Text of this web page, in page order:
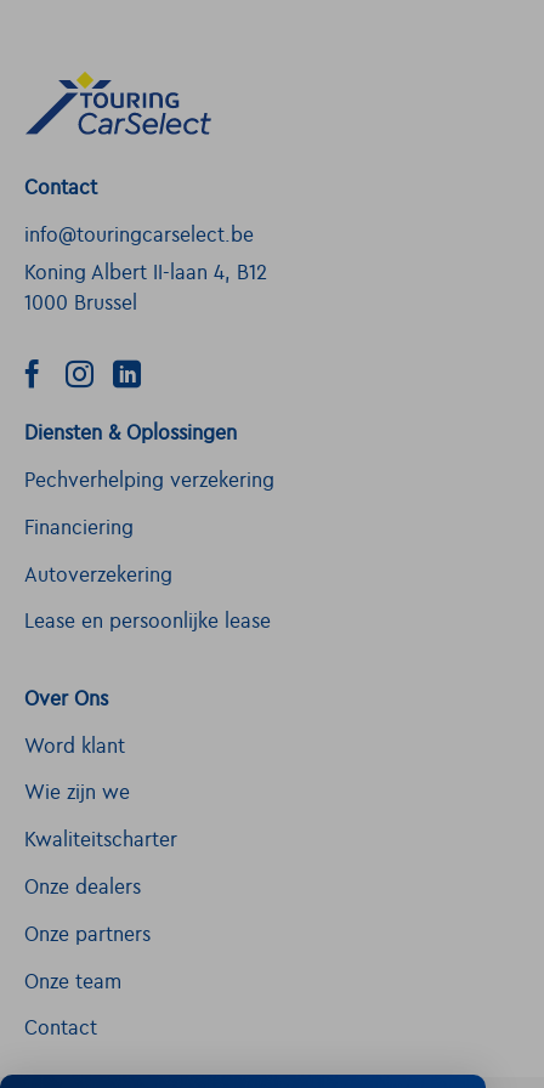
Contact
info@touringcarselect.be
Koning Albert II-laan 4, B12
1000 Brussel
Diensten & Oplossingen
Pechverhelping verzekering
Financiering
Autoverzekering
Lease en persoonlijke lease
Over Ons
Word klant
Wie zijn we
Kwaliteitscharter
Onze dealers
Onze partners
Onze team
Contact